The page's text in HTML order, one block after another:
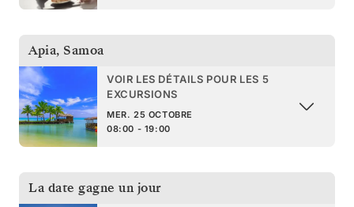
Apia, Samoa
VOIR LES DÉTAILS POUR LES 5
EXCURSIONS
MER. 25 OCTOBRE
08:00 - 19:00
La date gagne un jour